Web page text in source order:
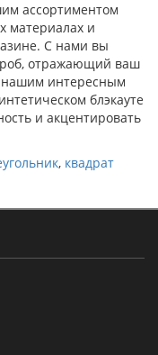
ассортиментом
материалах и
С нами вы
отражающий ваш
нашим интересным
блэкауте
и акцентировать
, квадрат